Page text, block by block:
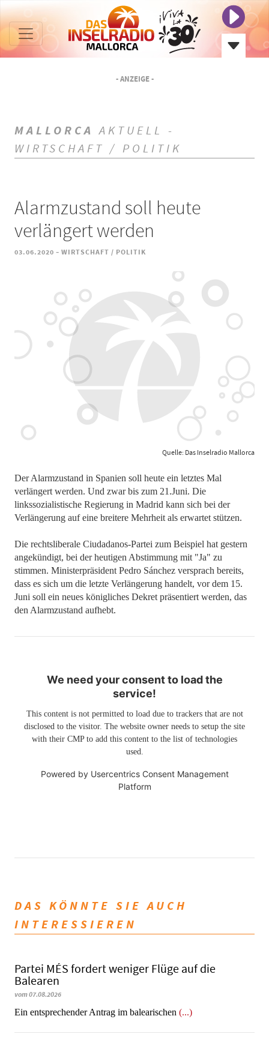
- ANZEIGE -
MALLORCA AKTUELL -
WIRTSCHAFT / POLITIK
Alarmzustand soll heute
verlängert werden
03.06.2020 - WIRTSCHAFT / POLITIK
Quelle: Das Inselradio Mallorca
Der Alarmzustand in Spanien soll heute ein letztes Mal
verlängert werden. Und zwar bis zum 21.Juni. Die
linkssozialistische Regierung in Madrid kann sich bei der
Verlängerung auf eine breitere Mehrheit als erwartet stützen.
Die rechtsliberale Ciudadanos-Partei zum Beispiel hat gestern
angekündigt, bei der heutigen Abstimmung mit "Ja" zu
stimmen. Ministerpräsident Pedro Sánchez versprach bereits,
dass es sich um die letzte Verlängerung handelt, vor dem 15.
Juni soll ein neues königliches Dekret präsentiert werden, das
den Alarmzustand aufhebt.
We need your consent to load the
service!
This content is not permitted to load due to trackers that are not
disclosed to the visitor. The website owner needs to setup the site
with their CMP to add this content to the list of technologies
used.
Powered by Usercentrics Consent Management
Platform
DAS KÖNNTE SIE AUCH
INTERESSIEREN
Partei MÉS fordert weniger Flüge auf die
Balearen
vom 07.08.2026
Ein entsprechender Antrag im balearischen (...)